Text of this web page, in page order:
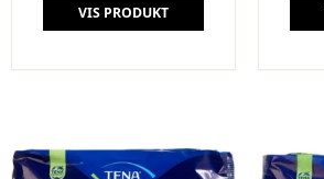
VIS PRODUKT